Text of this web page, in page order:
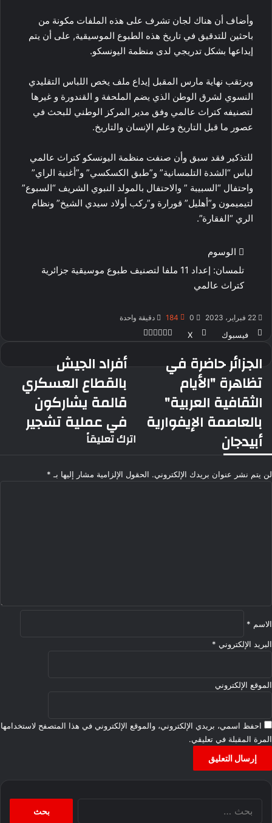
وأضاف أن هناك لجان تشرف على هذه الملفات مكونة من
باحثين للتدقيق في تاريخ هذه الطبوع الموسيقية, على أن يتم
إيداعها بشكل تدريجي لدى منظمة اليونسكو.
ويرتقب نهاية مارس المقبل إيداع ملف يخص اللباس التقليدي
النسوي لشرق الوطن الذي يضم الملحفة و القندورة و غيرها
لتصنيفه كتراث عالمي وفق مدير المركز الوطني للبحث في
عصور ما قبل التاريخ وعلم الإنسان والتاريخ.
للتذكير فقد سبق وأن صنفت منظمة اليونسكو كتراث عالمي
لباس “الشدة التلمسانية” و”طبق الكسكسي” و”أغنية الراي”
واحتفال “السبيبة ” والاحتفال بالمولد النبوي الشريف “السبوع”
لتيميمون و”أهليل” قورارة و”ركب أولاد سيدي الشيخ” ونظام
الري “الفقارة”.
الوسوم
تلمسان: إعداد 11 ملفا لتصنيف طبوع موسيقية جزائرية
كتراث عالمي
22 فبراير، 2023 0
184 دقيقة واحدة
فيسبوك ‫X
الجزائر
حاضرة
في
تظاهرة
الثقافية
العربية"
بالعاصمة
أبيدجان
الجزائر حاضرة في
تظاهرة "الأيام
الثقافية العربية"
بالعاصمة الإيفوارية
أبيدجان
أفراد
الجيش
بالقطاع
العسكري
يشاركون
في
أفراد الجيش
بالقطاع العسكري
قالمة يشاركون
في عملية تشجير
اترك تعليقاً
لن يتم نشر عنوان بريدك الإلكتروني. الحقول الإلزامية مشار إليها بـ *
الاسم *
البريد الإلكتروني *
الموقع الإلكتروني
احفظ اسمي، بريدي الإلكتروني، والموقع الإلكتروني في هذا المتصفح لاستخدامها
المرة المقبلة في تعليقي.